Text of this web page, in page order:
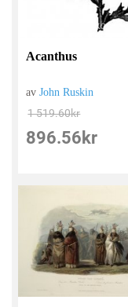
Acanthus
avJohn Ruskin
1 519.60kr
896.56 kr